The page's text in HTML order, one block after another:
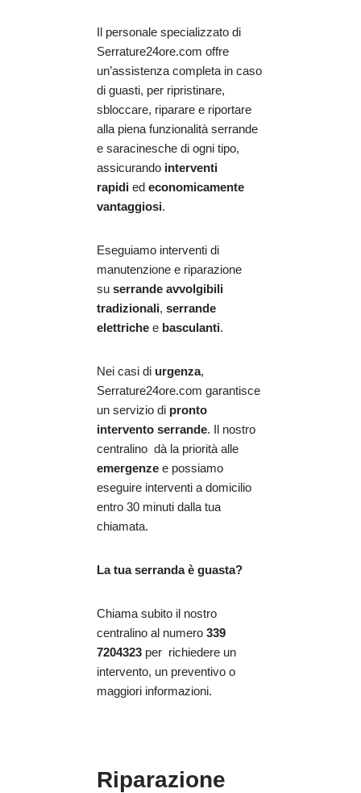
Il personale specializzato di
Serrature24ore.com offre
un’assistenza completa in caso
di guasti, per ripristinare,
sbloccare, riparare e riportare
alla piena funzionalità serrande
e saracinesche di ogni tipo,
assicurando interventi
rapidi ed economicamente
vantaggiosi.
Eseguiamo interventi di
manutenzione e riparazione
su serrande avvolgibili
tradizionali, serrande
elettriche e basculanti.
Nei casi di urgenza,
Serrature24ore.com garantisce
un servizio di pronto
intervento serrande. Il nostro
centralino dà la priorità alle
emergenze e possiamo
eseguire interventi a domicilio
entro 30 minuti dalla tua
chiamata.
La tua serranda è guasta?
Chiama subito il nostro
centralino al numero 339
7204323 per richiedere un
intervento, un preventivo o
maggiori informazioni.
Riparazione